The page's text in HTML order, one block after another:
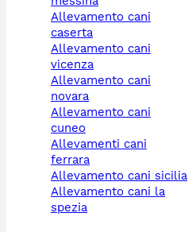
allevamento cani
caserta
allevamento cani
vicenza
allevamento cani
novara
allevamento cani
cuneo
allevamenti cani
ferrara
allevamento cani sicilia
allevamento cani la
spezia